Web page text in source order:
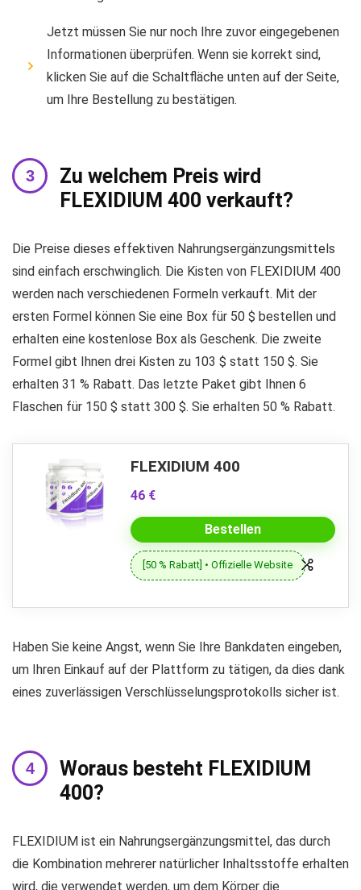
Jetzt müssen Sie nur noch Ihre zuvor eingegebenen
Informationen überprüfen. Wenn sie korrekt sind,
klicken Sie auf die Schaltfläche unten auf der Seite,
um Ihre Bestellung zu bestätigen.
Zu welchem ​​Preis wird
FLEXIDIUM 400 verkauft?
Die Preise dieses effektiven Nahrungsergänzungsmittels
sind einfach erschwinglich. Die Kisten von FLEXIDIUM 400
werden nach verschiedenen Formeln verkauft. Mit der
ersten Formel können Sie eine Box für 50 $ bestellen und
erhalten eine kostenlose Box als Geschenk. Die zweite
Formel gibt Ihnen drei Kisten zu 103 $ statt 150 $. Sie
erhalten 31 % Rabatt. Das letzte Paket gibt Ihnen 6
Flaschen für 150 $ statt 300 $. Sie erhalten 50 % Rabatt.
FLEXIDIUM 400
46 €
Bestellen
[50 % Rabatt] • Offizielle Website
Haben Sie keine Angst, wenn Sie Ihre Bankdaten eingeben,
um Ihren Einkauf auf der Plattform zu tätigen, da dies dank
eines zuverlässigen Verschlüsselungsprotokolls sicher ist.
Woraus besteht FLEXIDIUM
400?
FLEXIDIUM ist ein Nahrungsergänzungsmittel, das durch
die Kombination mehrerer natürlicher Inhaltsstoffe erhalten
wird, die verwendet werden, um dem Körper die